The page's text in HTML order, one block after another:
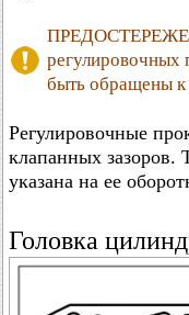
регулировочных
быть обращены к
Регулировочные
клапанных зазоров.
указана на ее
Головка